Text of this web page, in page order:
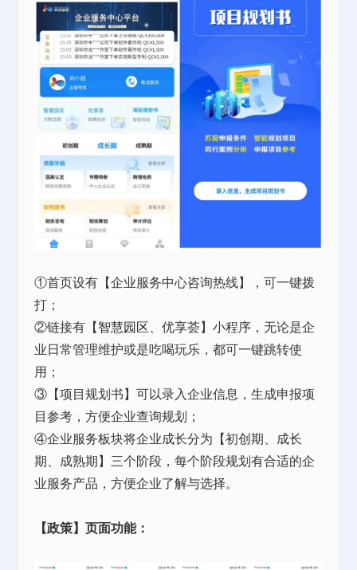
①首页设有【企业服务中心咨询热线】，可一键拨
打；
②链接有【 智慧园区、优享荟】小程序，无论是企
业日常管理维护或是吃喝玩乐，都可一键跳转使
用；
③【项目规划书】可以录入企业信息，生成申报项
目参考，方便企业查询规划；
④企业服务板块将企业成长分为【初创期、成长
期、成熟期】三个阶段，每个阶段规划有合适的企
业服务产品，方便企业了解与选择。
【政策】页面功能：